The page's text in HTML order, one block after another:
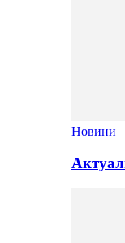
Новини